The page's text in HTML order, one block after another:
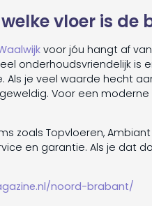
vloer is de
voor jóu hangt af
onderhoudsvriendelijk is
Als je veel waarde hecht
Voor een
zoals Topvloeren,
en garantie. Als je dat
noord-brabant/